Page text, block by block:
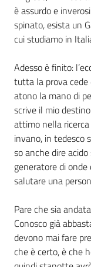
è assurdo e
spinato, esista un
cui studiamo in
Adesso è finito:
tutta la prova cede
atono la mano di
scrive il mio
attimo nella
invano, in tedesco
so anche dire
generatore di
salutare una
Pare che sia
Conosco già
devono mai fare
che è certo, è che